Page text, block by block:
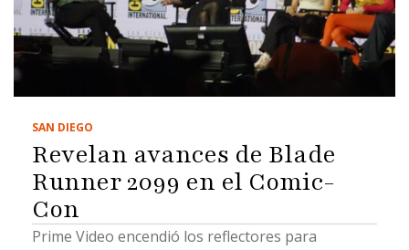
SAN DIEGO
Revelan avances de Blade
Runner 2099 en el Comic-
Con
Prime Video encendió los reflectores para